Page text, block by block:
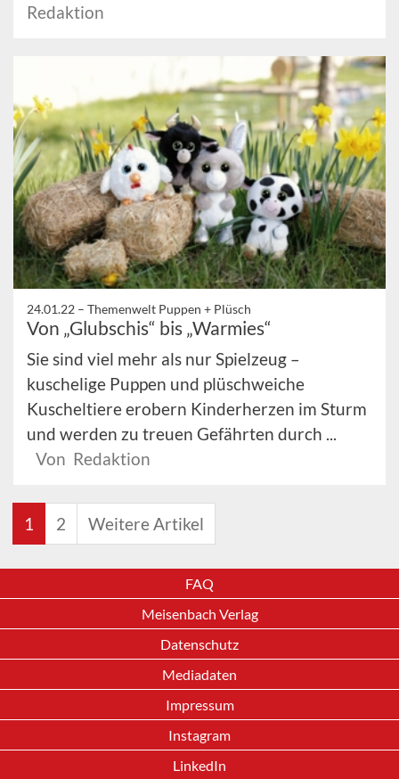
Redaktion
24.01.22 – Themenwelt Puppen + Plüsch
Von „Glubschis“ bis „Warmies“
Sie sind viel mehr als nur Spielzeug –
kuschelige Puppen und plüschweiche
Kuscheltiere erobern Kinderherzen im Sturm
und werden zu treuen Gefährten durch ...
Von Redaktion
1 2 Weitere Artikel
FAQ
Meisenbach Verlag
Datenschutz
Mediadaten
Impressum
Instagram
LinkedIn